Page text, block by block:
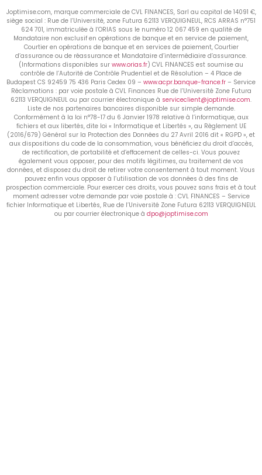
Joptimise.com, marque commerciale de CVL FINANCES, Sarl au capital de 14091 €,
siège social : Rue de l’Université, zone Futura 62113 VERQUIGNEUL, RCS ARRAS n°751
624 701, immatriculée à l’ORIAS sous le numéro 12 067 459 en qualité de
Mandataire non exclusif en opérations de banque et en service de paiement,
Courtier en opérations de banque et en services de paiement, Courtier
d’assurance ou de réassurance et Mandataire d’intermédiaire d’assurance.
(Informations disponibles sur www.orias.fr) CVL FINANCES est soumise au
contrôle de l’Autorité de Contrôle Prudentiel et de Résolution – 4 Place de
Budapest CS 92459 75 436 Paris Cedex 09 – www.acpr.banque-france.fr – Service
Réclamations : par voie postale à CVL Finances Rue de l’Université Zone Futura
62113 VERQUIGNEUL ou par courrier électronique à serviceclient@joptimise.com.
Liste de nos partenaires bancaires disponible sur simple demande.
Conformément à la loi n°78-17 du 6 Janvier 1978 relative à l’informatique, aux
fichiers et aux libertés, dite loi « Informatique et Libertés », au Règlement UE
(2016/679) Général sur la Protection des Données du 27 Avril 2016 dit « RGPD », et
aux dispositions du code de la consommation, vous bénéficiez du droit d’accès,
de rectification, de portabilité et d’effacement de celles-ci. Vous pouvez
également vous opposer, pour des motifs légitimes, au traitement de vos
données, et disposez du droit de retirer votre consentement à tout moment. Vous
pouvez enfin vous opposer à l’utilisation de vos données à des fins de
prospection commerciale. Pour exercer ces droits, vous pouvez sans frais et à tout
moment adresser votre demande par voie postale à : CVL FINANCES – Service
fichier Informatique et Libertés, Rue de l’Université Zone Futura 62113 VERQUIGNEUL
ou par courrier électronique à dpo@joptimise.com